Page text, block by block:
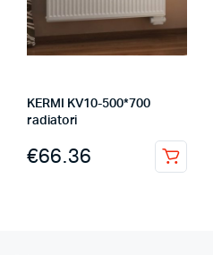
KERMI KV10-500*700
radiatori
€66.36